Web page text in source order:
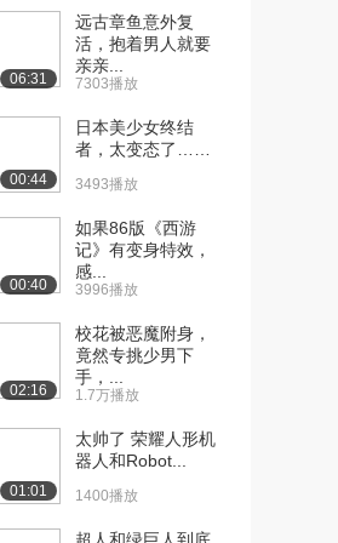
06:31
远古章鱼意外复
活，抱着男人就要
亲亲...
7303播放
00:44
日本美少女终结
者，太变态了……
3493播放
00:40
如果86版《西游
记》有变身特效，
感...
3996播放
02:16
校花被恶魔附身，
竟然专挑少男下
手，...
1.7万播放
01:01
太帅了 荣耀人形机
器人和Robot...
1400播放